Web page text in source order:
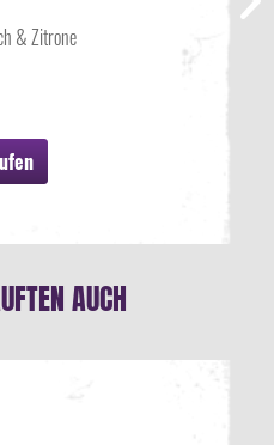
& Zitrone
AUCH